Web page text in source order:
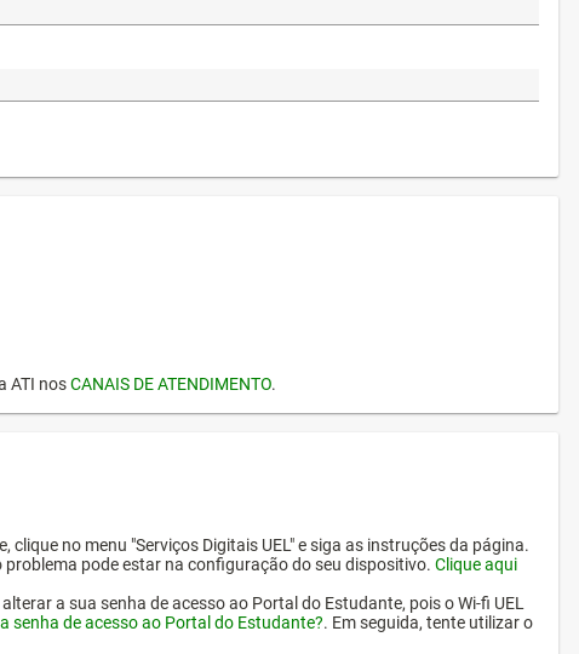
ATI nosCANAIS DE ATENDIMENTO.
no menu "Serviços Digitais UEL" e siga as instruções da página.
pode estar na configuração do seu dispositivo. Clique aqui
a sua senha de acesso ao Portal do Estudante, pois o Wi-fi UEL
senha de acesso ao Portal do Estudante?. Em seguida, tente utilizar o